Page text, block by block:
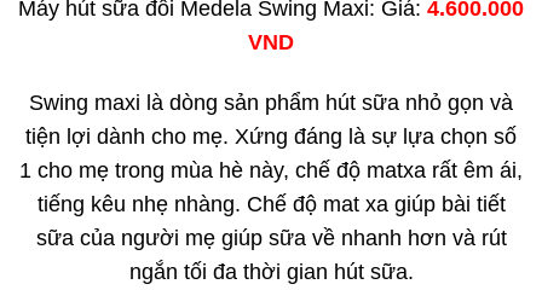
Máy hút sữa đôi Medela Swing Maxi: Giá: 4.600.000
VND
Swing maxi là dòng sản phẩm hút sữa nhỏ gọn và
tiện lợi dành cho mẹ. Xứng đáng là sự lựa chọn số
1 cho mẹ trong mùa hè này, chế độ matxa rất êm ái,
tiếng kêu nhẹ nhàng. Chế độ mat xa giúp bài tiết
sữa của người mẹ giúp sữa về nhanh hơn và rút
ngắn tối đa thời gian hút sữa.